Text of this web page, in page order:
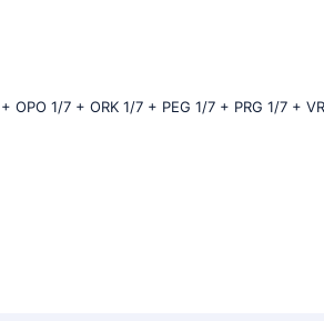
1/7 + ORK 1/7 + PEG 1/7 + PRG 1/7 +